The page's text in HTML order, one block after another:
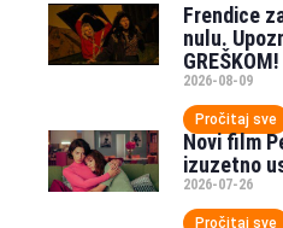
Frendice
nulu.
GREŠKOM!
2026-08-09
Pročitaj sve
Novi film
izuzetno
2026-07-26
Pročitaj sve